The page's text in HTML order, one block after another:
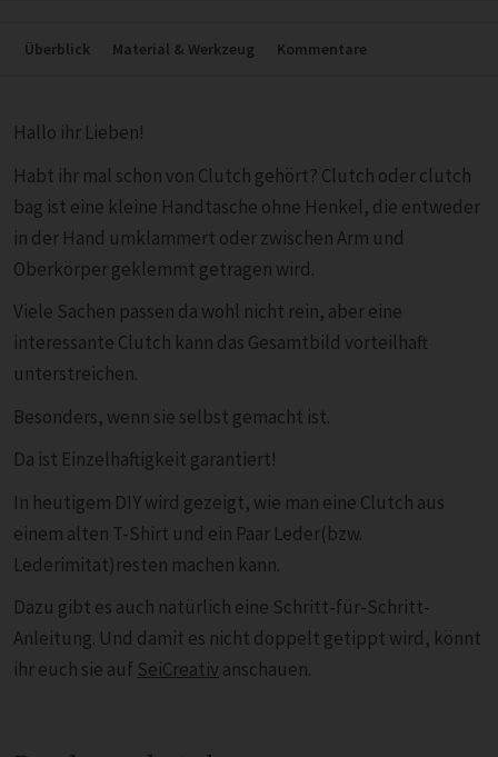
Überblick Material & Werkzeug Kommentare
Hallo ihr Lieben!
Habt ihr mal schon von Clutch gehört? Clutch oder clutch
bag ist eine kleine Handtasche ohne Henkel, die entweder
in der Hand umklammert oder zwischen Arm und
Oberkörper geklemmt getragen wird.
Viele Sachen passen da wohl nicht rein, aber eine
interessante Clutch kann das Gesamtbild vorteilhaft
unterstreichen.
Besonders, wenn sie selbst gemacht ist.
Da ist Einzelhaftigkeit garantiert!
In heutigem DIY wird gezeigt, wie man eine Clutch aus
einem alten T-Shirt und ein Paar Leder(bzw.
Lederimitat)resten machen kann.
Dazu gibt es auch natürlich eine Schritt-für-Schritt-
Anleitung. Und damit es nicht doppelt getippt wird, könnt
ihr euch sie auf SeiCreativ anschauen.